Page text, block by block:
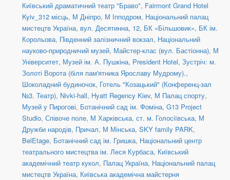
Київський драматичний театр "Браво", Fairmont Grand Hotel
Kyiv_312 місць, М Дніпро, М Іпподром, Національний палац
мистецтв Україна, вул. Десятинна, 12, БК «Більшовик», БК ім.
Корольова, Південний залізничний вокзал, Національний
науково-природничий музей, Майстер-клас (вул. Бастіонна), М
Університет, Музей ім. А. Пушкіна, President Hotel, Зустріч: м.
Золоті Ворота (біля пам'ятника Ярославу Мудрому).,
Шоколадний будиночок, Готель "Козацький" (Конференц-зал
№3. Театр), Nivki-hall, Hyatt Regency Kiev, М Палац спорту,
Музей у Пирогові, Ботанічний сад ім. Фоміна, G13 Project
Studio, Співоче поле, М Харківська, ст. м. Голосіївська, М
Дружби народів, Причал, М Мінська, SKY family PARK,
BelEtage, Ботанічний сад ім. Гришка, Національний центр
театрального мистецтва ім. Леся Курбаса, Київський
академічний театр кукол, Палац Україна, Національний палац
мистецтв Україна, Київська академічна майстерня